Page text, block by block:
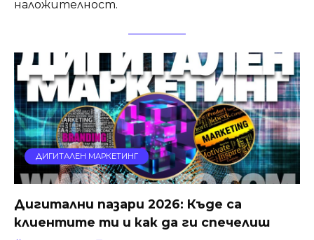
наложителност.
ДИГИТАЛЕН МАРКЕТИНГ
Дигитални пазари 2026: Къде са
клиентите ти и как да ги спечелиш